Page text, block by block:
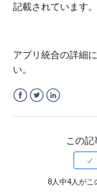
記載されています。
アプリ統合の詳細
い。
この記
8人中4人がこ